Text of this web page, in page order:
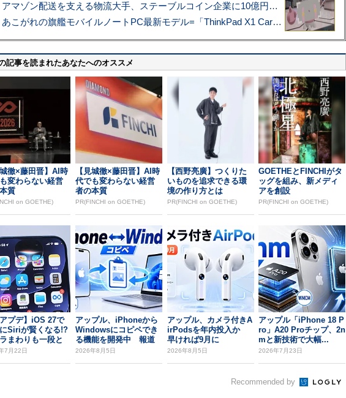
アマゾン配送を支える物流大手、ステーブルコイン企業に10億円投資のワケ
あこがれの旗艦モバイルノートPC最新モデル=「ThinkPad X1 Carbon Gen 14 Aura Edition」実機レビュー
記事を読まれたあなたへのオススメ
城徹×藤田晋】AI時
変わらない経営
質
on GOETHE)
【見城徹×藤田晋】AI時
代でも変わらない経営
者の本質
PR(FINCHI on GOETHE)
【西野亮廣】つくりた
いものを追求できる環
境の作り方とは
PR(FINCHI on GOETHE)
GOETHEとFINCHIがタ
ッグを組み、新メディ
アを創設
PR(FINCHI on GOETHE)
アプデ】iOS 27で
Siriが賢くなる!?
まわりも一段と
7月22日
アップル、iPhoneから
Windowsにコピペでき
る機能を開発中 報道
2026年8月5日
アップル、カメラ付きA
irPodsを年内投入か
早ければ9月に
2026年8月5日
アップル「iPhone 18 P
ro」A20 Proチップ、2n
mと新技術で大幅...
2026年7月23日
Recommended by